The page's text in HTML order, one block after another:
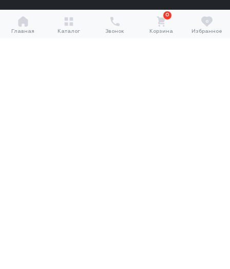
Главная Каталог Звонок
0
Корзина
0
Избранное